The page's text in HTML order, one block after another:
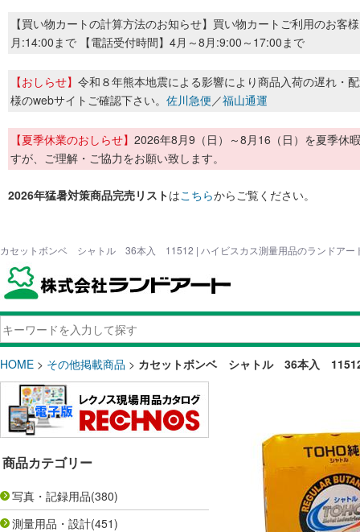
【買い物カートの計算方法のお知らせ】買い物カートご利用のお客
月:14:00まで 【電話受付時間】4月～8月:9:00～17:00まで
【おしらせ】 令和８年熊本地震による影響により商品入荷の遅れ・
様のwebサイトご確認下さい。 佐川急便／福山通運
【夏季休業のおしらせ】 2026年8月9（日）～8月16（日）を夏季休
すが、ご理解・ご協力をお願い致します。
2026年猛暑対策商品完売リストはこちらからご覧ください。
カセットボンベ シャトル 36本入 11512 | ハイビスカス測量用品のランドアー
HOME > その他掲載商品 > カセットボンベ シャトル 36本入
商品カテゴリー
写真・記録用品(380)
測量用品・設計(451)